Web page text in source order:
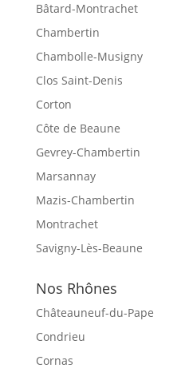
Bâtard-Montrachet
Chambertin
Chambolle-Musigny
Clos Saint-Denis
Corton
Côte de Beaune
Gevrey-Chambertin
Marsannay
Mazis-Chambertin
Montrachet
Savigny-Lès-Beaune
Nos Rhônes
Châteauneuf-du-Pape
Condrieu
Cornas